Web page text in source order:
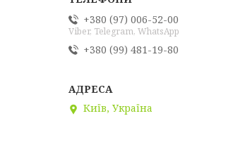
+380 (97) 006-52-00
Viber, Telegram, WhatsApp
+380 (99) 481-19-80
Київ, Україна